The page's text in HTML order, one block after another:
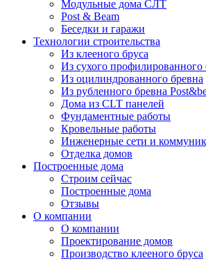
Модульные дома СЛТ
Post & Beam
Беседки и гаражи
Технологии строительства
Из клееного бруса
Из сухого профилированного
Из оцилиндрованного бревна
Из рубленного бревна
Дома из CLT панелей
Фундаментные работы
Кровельные работы
Инженерные сети и
Отделка домов
Построенные дома
Строим сейчас
Построенные дома
Отзывы
О компании
О компании
Проектирование домов
Производство клееного бруса